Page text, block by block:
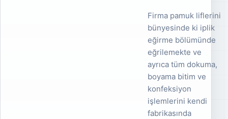
Firma pamuk liflerini
bünyesinde ki iplik
eğirme bölümünde
eğrilemekte ve
ayrıca tüm dokuma,
boyama bitim ve
konfeksiyon
işlemlerini kendi
fabrikasında